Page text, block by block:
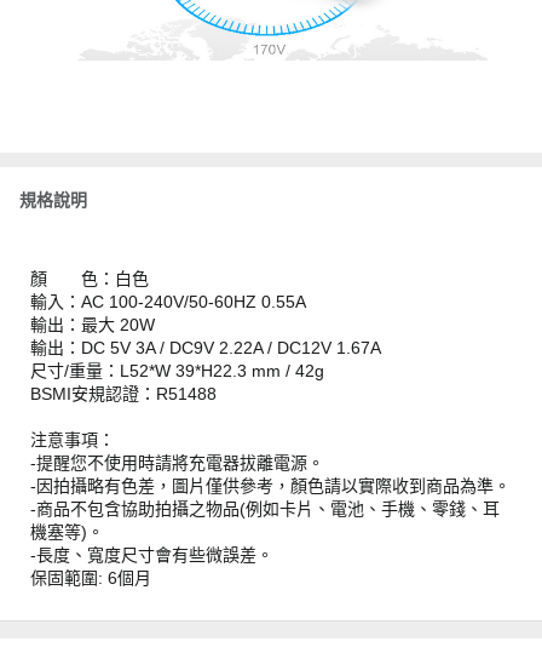
規格說明
顏 色：白色
輸入：AC 100-240V/50-60HZ 0.55A
輸出：最大 20W
輸出：DC 5V 3A / DC9V 2.22A / DC12V 1.67A
尺寸/重量：L52*W 39*H22.3 mm / 42g
BSMI安規認證：R51488
注意事項：
-提醒您不使用時請將充電器拔離電源。
-因拍攝略有色差，圖片僅供參考，顏色請以實際收到商品為準。
-商品不包含協助拍攝之物品(例如卡片、電池、手機、零錢、耳
機塞等)。
-長度、寬度尺寸會有些微誤差。
保固範圍: 6個月